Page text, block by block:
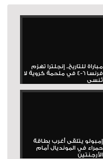
مباراة للتاريخ.. إنجلترا تهزم
فرنسا 6-4 في ملحمة كروية لا
تُنسى
إمبولو يتلقى أغرب بطاقة
حمراء في المونديال أمام
الأرجنتين